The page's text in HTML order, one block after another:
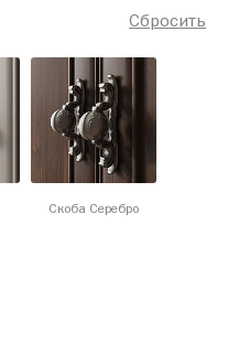
Сбросить
Скоба Серебро